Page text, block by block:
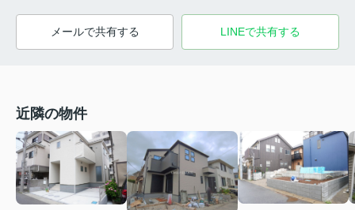
メールで共有する LINEで共有する
近隣の物件